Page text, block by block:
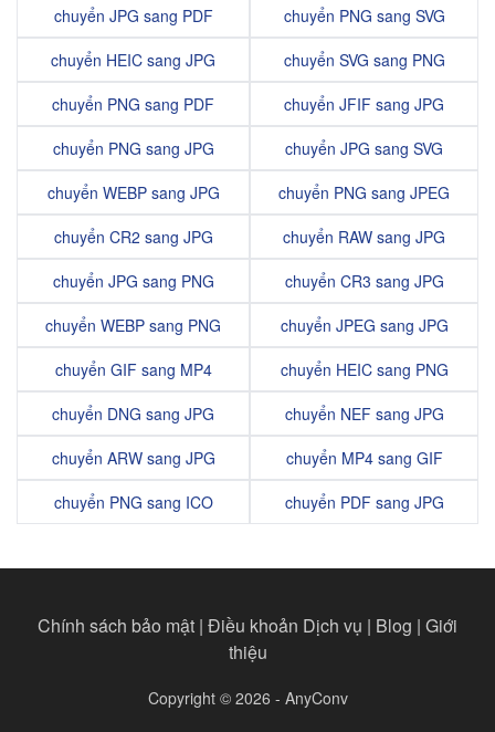
chuyển JPG sang PDF
chuyển HEIC sang JPG
chuyển PNG sang PDF
chuyển PNG sang JPG
chuyển WEBP sang JPG
chuyển CR2 sang JPG
chuyển JPG sang PNG
chuyển WEBP sang PNG
chuyển GIF sang MP4
chuyển DNG sang JPG
chuyển ARW sang JPG
chuyển PNG sang ICO
chuyển PNG sang SVG
chuyển SVG sang PNG
chuyển JFIF sang JPG
chuyển JPG sang SVG
chuyển PNG sang JPEG
chuyển RAW sang JPG
chuyển CR3 sang JPG
chuyển JPEG sang JPG
chuyển HEIC sang PNG
chuyển NEF sang JPG
chuyển MP4 sang GIF
chuyển PDF sang JPG
Chính sách bảo mật | Điều khoản Dịch vụ | Blog | Giới
thiệu
Copyright © 2026 - AnyConv